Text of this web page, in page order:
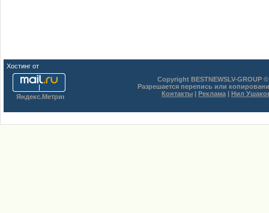
Хостинг от
Copyright BESTNEWSLV-GROUP
Разрешается перепись или
Контакты | Реклама | Нил